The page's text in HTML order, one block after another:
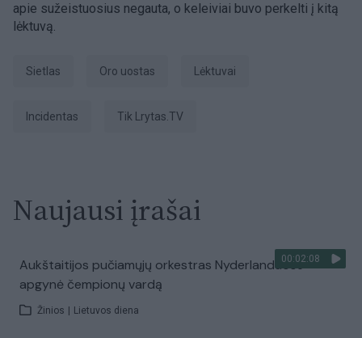
apie sužeistuosius negauta, o keleiviai buvo perkelti į kitą
lėktuvą.
Sietlas Oro uostas Lėktuvai
incidentas tik Lrytas.TV
Naujausi įrašai
00:02:08
Aukštaitijos pučiamųjų orkestras Nyderlanduose
apgynė čempionų vardą
Žinios Lietuvos diena